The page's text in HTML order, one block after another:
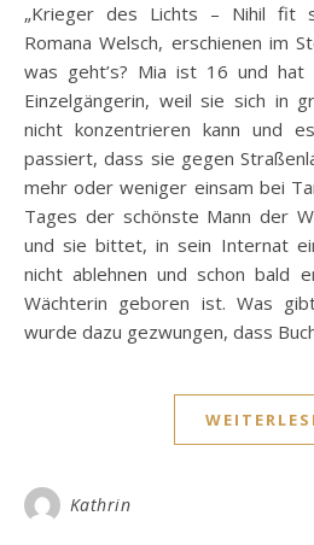
„Krieger des Lichts – Nihil fit sine Causa“ von Jasmin
Romana Welsch, erschienen im
was geht’s? Mia ist 16 und
Einzelgängerin, weil sie sich in
nicht konzentrieren kann und
passiert, dass sie gegen
mehr oder weniger einsam bei
Tages der schönste Mann der
und sie bittet, in sein Internat
nicht ablehnen und schon bald
Wächterin geboren ist. Was
wurde dazu gezwungen, dass
Kathrin